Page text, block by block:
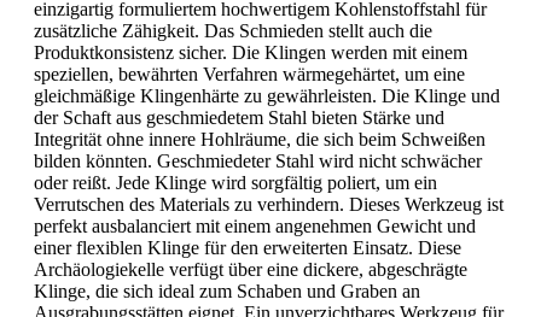
einzigartig formuliertem hochwertigem Kohlenstoffstahl für
zusätzliche Zähigkeit. Das Schmieden stellt auch die
Produktkonsistenz sicher. Die Klingen werden mit einem
speziellen, bewährten Verfahren wärmegehärtet, um eine
gleichmäßige Klingenhärte zu gewährleisten. Die Klinge und
der Schaft aus geschmiedetem Stahl bieten Stärke und
Integrität ohne innere Hohlräume, die sich beim Schweißen
bilden könnten. Geschmiedeter Stahl wird nicht schwächer
oder reißt. Jede Klinge wird sorgfältig poliert, um ein
Verrutschen des Materials zu verhindern. Dieses Werkzeug ist
perfekt ausbalanciert mit einem angenehmen Gewicht und
einer flexiblen Klinge für den erweiterten Einsatz. Diese
Archäologiekelle verfügt über eine dickere, abgeschrägte
Klinge, die sich ideal zum Schaben und Graben an
Ausgrabungsstätten eignet. Ein unverzichtbares Werkzeug für